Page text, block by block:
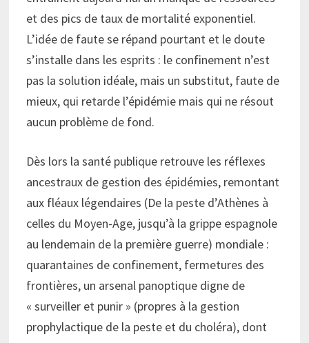
et des pics de taux de mortalité exponentiel.
L’idée de faute se répand pourtant et le doute
s’installe dans les esprits : le confinement n’est
pas la solution idéale, mais un substitut, faute de
mieux, qui retarde l’épidémie mais qui ne résout
aucun problème de fond.
Dès lors la santé publique retrouve les réflexes
ancestraux de gestion des épidémies, remontant
aux fléaux légendaires (De la peste d’Athènes à
celles du Moyen-Age, jusqu’à la grippe espagnole
au lendemain de la première guerre) mondiale :
quarantaines de confinement, fermetures des
frontières, un arsenal panoptique digne de
« surveiller et punir » (propres à la gestion
prophylactique de la peste et du choléra), dont